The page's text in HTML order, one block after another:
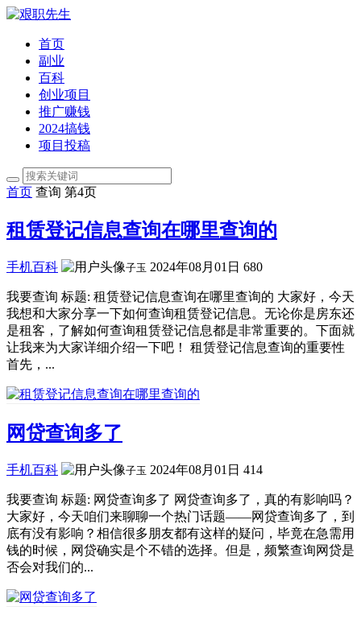
首页
副业
百科
创业项目
推广赚钱
2024搞钱
项目投稿
首页 查询 第4页
租赁登记信息查询在哪里查询的
手机百科 子玉 2024年08月01日 680
我要查询 标题: 租赁登记信息查询在哪里查询的 大家好，今天
我想和大家分享一下如何查询租赁登记信息。无论你是房东还
是租客，了解如何查询租赁登记信息都是非常重要的。下面就
让我来为大家详细介绍一下吧！ 租赁登记信息查询的重要性
首先，...
网贷查询多了
手机百科 子玉 2024年08月01日 414
我要查询 标题: 网贷查询多了 网贷查询多了，真的有影响吗？
大家好，今天咱们来聊聊一个热门话题——网贷查询多了，到
底有没有影响？相信很多朋友都有这样的疑问，毕竟在急需用
钱的时候，网贷确实是个不错的选择。但是，频繁查询网贷是
否会对我们的...